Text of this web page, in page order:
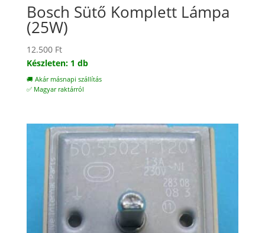
Bosch Sütő Komplett Lámpa
(25W)
12.500 Ft
Készleten: 1 db
🚚 Akár másnapi szállítás
✅ Magyar raktárról